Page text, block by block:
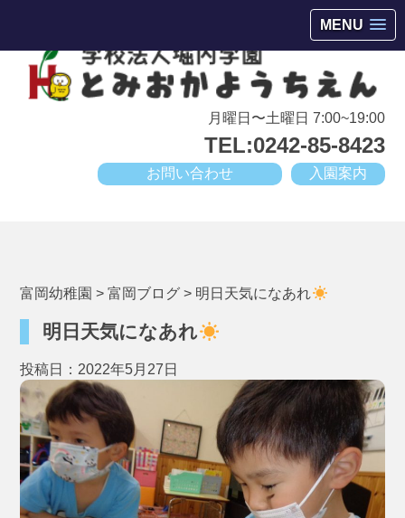
MENU
月曜日〜土曜日 7:00~19:00
TEL:0242-85-8423
入園案内
お問い合わせ
富岡幼稚園 >富岡ブログ > 明日天気になあれ
明日天気になあれ
投稿日：2022年5月27日